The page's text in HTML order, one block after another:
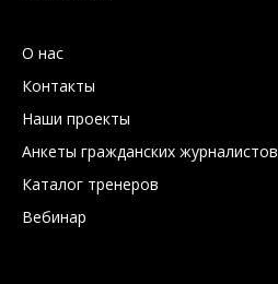
О нас
Контакты
Наши проекты
Анкеты гражданских журналистов
Каталог тренеров
Вебинар